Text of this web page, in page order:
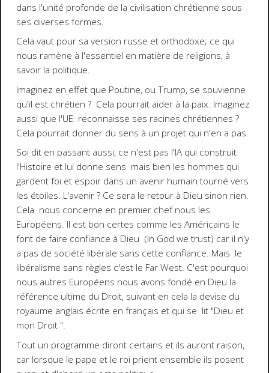
dans l'unité profonde de la civilisation chrétienne sous
ses diverses formes.
Cela vaut pour sa version russe et orthodoxe; ce qui
nous ramène à l'essentiel en matière de religions, à
savoir la politique.
Imaginez en effet que Poutine, ou Trump, se souvienne
qu'il est chrétien ? Cela pourrait aider à la paix. Imaginez
aussi que l'UE reconnaisse ses racines chrétiennes ?
Cela pourrait donner du sens à un projet qui n'en a pas.
Soi dit en passant aussi, ce n'est pas l'IA qui construit
l'Histoire et lui donne sens mais bien les hommes qui
gardent foi et espoir dans un avenir humain tourné vers
les étoiles. L'avenir ? Ce sera le retour à Dieu sinon rien.
Cela nous concerne en premier chef nous les
Européens. Il est bon certes comme les Américains le
font de faire confiance à Dieu (In God we trust) car il n'y
a pas de société libérale sans cette confiance. Mais le
libéralisme sans règles c'est le Far West. C'est pourquoi
nous autres Européens nous avons fondé en Dieu la
référence ultime du Droit, suivant en cela la devise du
royaume anglais écrite en français et qui se lit "Dieu et
mon Droit ".
Tout un programme diront certains et ils auront raison,
car lorsque le pape et le roi prient ensemble ils posent